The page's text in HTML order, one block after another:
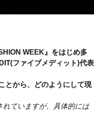
WEEK』をはじめ多
ファイブメディット)代表
とから、どのようにして現
ていますが、具体的には